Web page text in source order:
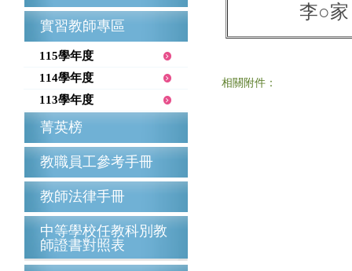
實習教師專區
115學年度
114學年度
113學年度
菁英榜
教職員工參考手冊
教師法律手冊
中等學校任教科別教
師證書對照表
李○家
相關附件：